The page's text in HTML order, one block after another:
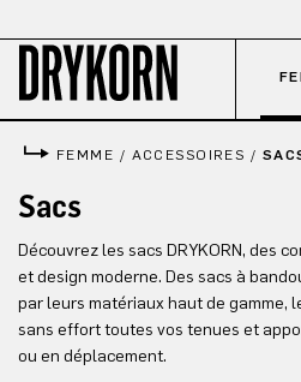
FEMME / ACCESSOIRES /
Sacs
Découvrez les sacs DRYKORN, des
et design moderne. Des sacs à
par leurs matériaux haut de gamme,
sans effort toutes vos tenues et
ou en déplacement.